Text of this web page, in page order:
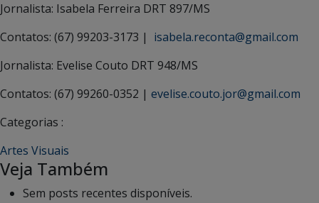
Jornalista: Isabela Ferreira DRT 897/MS
Contatos: (67) 99203-3173 | isabela.reconta@gmail.com
Jornalista: Evelise Couto DRT 948/MS
Contatos: (67) 99260-0352 | evelise.couto.jor@gmail.com
Categorias :
Artes Visuais
Veja Também
Sem posts recentes disponíveis.